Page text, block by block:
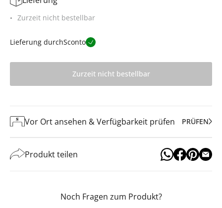
Zurzeit nicht bestellbar
Lieferung durchSconto
Zurzeit nicht bestellbar
Vor Ort ansehen & Verfügbarkeit prüfen PRÜFEN
Produkt teilen
Noch Fragen zum Produkt?